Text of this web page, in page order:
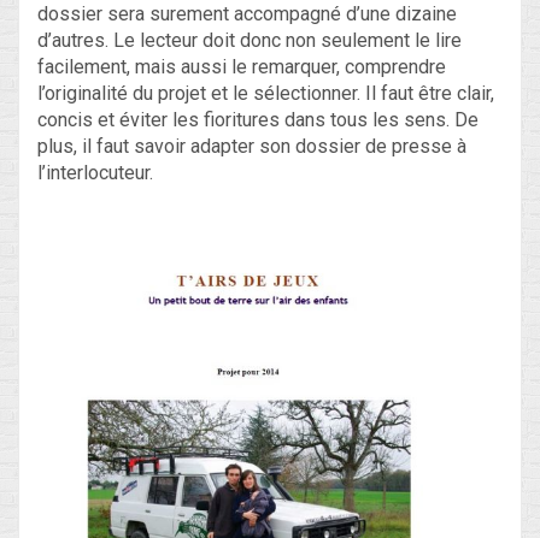
dossier sera surement accompagné d’une dizaine
d’autres. Le lecteur doit donc non seulement le lire
facilement, mais aussi le remarquer, comprendre
l’originalité du projet et le sélectionner. Il faut être clair,
concis et éviter les fioritures dans tous les sens. De
plus, il faut savoir adapter son dossier de presse à
l’interlocuteur.